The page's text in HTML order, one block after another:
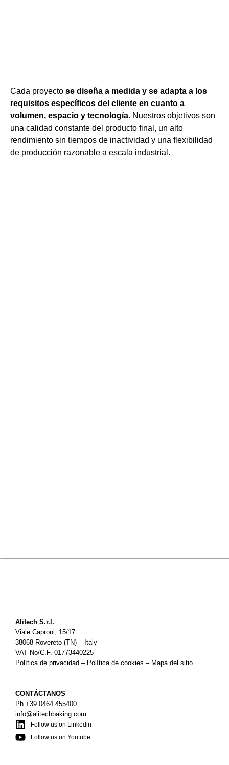
Cada proyecto se diseña a medida y se adapta a los
requisitos específicos del cliente en cuanto a
volumen, espacio y tecnología. Nuestros objetivos son
una calidad constante del producto final, un alto
rendimiento sin tiempos de inactividad y una flexibilidad
de producción razonable a escala industrial.
Alitech S.r.l.
Viale Caproni, 15/17
38068 Rovereto (TN) – Italy
VAT No/C.F. 01773440225
Política de privacidad – Política de cookies – Mapa del sitio
CONTÁCTANOS
Ph +39 0464 455400
info@alitechbaking.com
Follow us on Linkedin
Follow us on Youtube